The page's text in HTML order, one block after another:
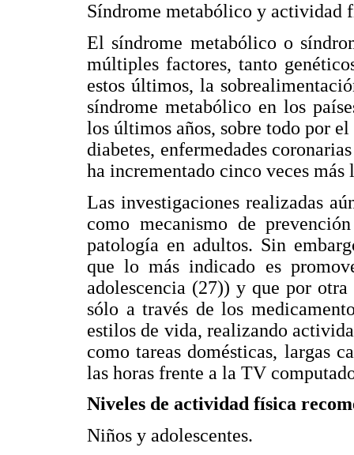
Síndrome metabólico y actividad
El síndrome metabólico o
múltiples factores, tanto
estos últimos, la
síndrome metabólico en los
los últimos años, sobre todo por
diabetes, enfermedades
ha incrementado cinco veces
Las investigaciones realizadas
como mecanismo de
patología en adultos. Sin
que lo más indicado es
adolescencia (27)) y que por otra
sólo a través de los
estilos de vida, realizando
como tareas domésticas, largas
las horas frente a la TV
Niveles de actividad física
Niños y adolescentes.